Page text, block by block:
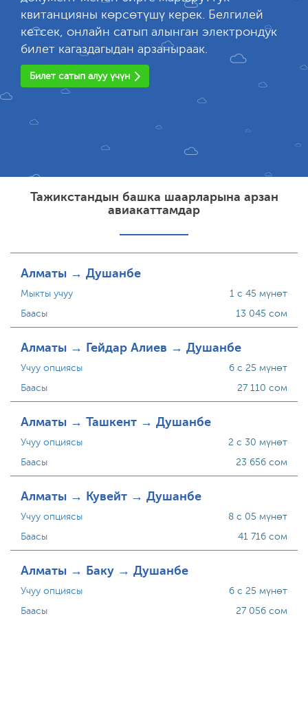
квитанцияны көрсөтүшү керек. Белгилей
кетсек, онлайн сатып алынган электрондук
билет кагаздагыдан арзаныраак.
Билет сатып алуу үчүн
Тажикстандын башка шаарларына арзан
авиакаттамдар
Алматы → Душанбе
Мыкты учуу
Баасы
1 с 45 мүнөт
13 045 сом
Алматы → Гейдар Алиев → Душанбе
Учуу опциясы
Баасы
6 с 25 мүнөт
27 110 сом
Алматы → Ташкент → Душанбе
Учуу опциясы
Баасы
2 с 30 мүнөт
23 656 сом
Алматы → Кувейт → Душанбе
Учуу опциясы
Баасы
8 с 05 мүнөт
41 716 сом
Алматы → Баку → Душанбе
Учуу опциясы
Баасы
6 с 25 мүнөт
27 056 сом